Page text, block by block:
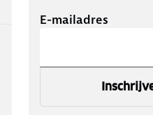
E-mailadres